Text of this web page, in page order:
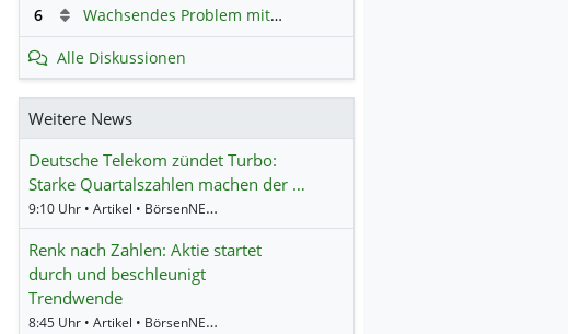
6 Wachsendes Problem mit kriminellen Kunden im Online-Handel
Alle Diskussionen
Weitere News
Deutsche Telekom zündet Turbo:
Starke Quartalszahlen machen der …
9:10 Uhr • Artikel • BörsenNEWS.de
Renk nach Zahlen: Aktie startet
durch und beschleunigt
Trendwende
8:45 Uhr • Artikel • BörsenNEWS.de